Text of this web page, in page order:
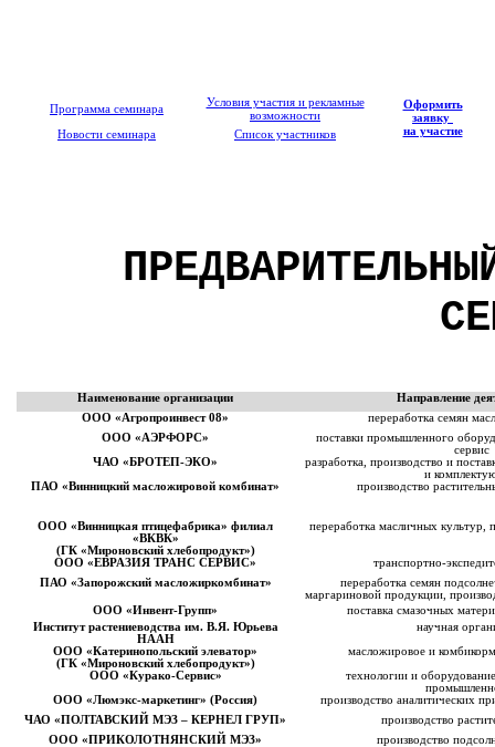
Программа семинара
Условия участия и рекламные
возможности
Оформить
заявку
на участие
Новости семинара Список участников
Наименование организации
Направление
ООО «Агропроинвест 08»
переработка семян
ООО «АЭРФОРС»
поставки промышленного
сервис
ЧАО «БРОТЕП-ЭКО»
разработка, производство и
и
ПАО «Винницкий масложировой комбинат»
производство
ООО «Винницкая птицефабрика» филиал
«ВКВК»
(ГК «Мироновский хлебопродукт»)
переработка масличных культур,
ООО «ЕВРАЗИЯ ТРАНС СЕРВИС»
транспортно-
ПАО «Запорожский масложиркомбинат»
переработка семян
маргариновой продукции,
ООО «Инвент-Групп»
поставка смазочных
Институт растениеводства им. В.Я. Юрьева
НААН
научная
ООО «Катеринопольский элеватор»
(ГК «Мироновский хлебопродукт»)
масложировое и
ООО «Курако-Сервис»
технологии и
ООО «Люмэкс-маркетинг» (Россия)
производство аналитических
ЧАО «ПОЛТАВСКИЙ МЭЗ – КЕРНЕЛ ГРУП»
производство
ООО «ПРИКОЛОТНЯНСКИЙ МЭЗ»
производство